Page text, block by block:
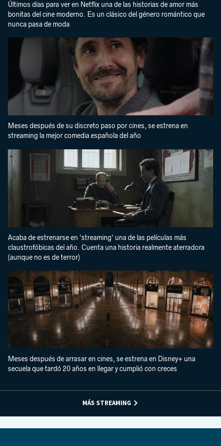
Últimos días para ver en Netflix una de las historias de amor más
bonitas del cine moderno. Es un clásico del género romántico que
nunca pasa de moda
Meses después de su discreto paso por cines, se estrena en
streaming la mejor comedia española del año
Acaba de estrenarse en 'streaming' una de las películas más
claustrofóbicas del año. Cuenta una historia realmente aterradora
(aunque no es de terror)
Meses después de arrasar en cines, se estrena en Disney+ una
secuela que tardó 20 años en llegar y cumplió con creces
MÁS STREAMING